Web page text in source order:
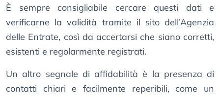
È sempre consigliabile cercare questi dati e
verificarne la validità tramite il sito dell’Agenzia
delle Entrate, così da accertarsi che siano corretti,
esistenti e regolarmente registrati.
Un altro segnale di affidabilità è la presenza di
contatti chiari e facilmente reperibili, come un